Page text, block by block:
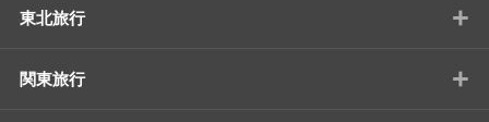
東北旅行 +
関東旅行 +